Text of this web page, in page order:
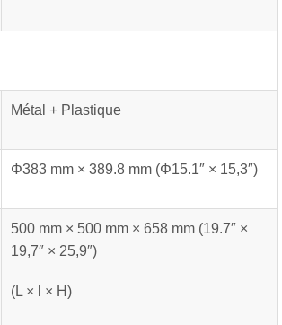
Métal + Plastique
Φ383 mm × 389.8 mm (Φ15.1″ × 15,3″)
500 mm × 500 mm × 658 mm (19.7″ ×
19,7″ × 25,9″)
(L × l × H)